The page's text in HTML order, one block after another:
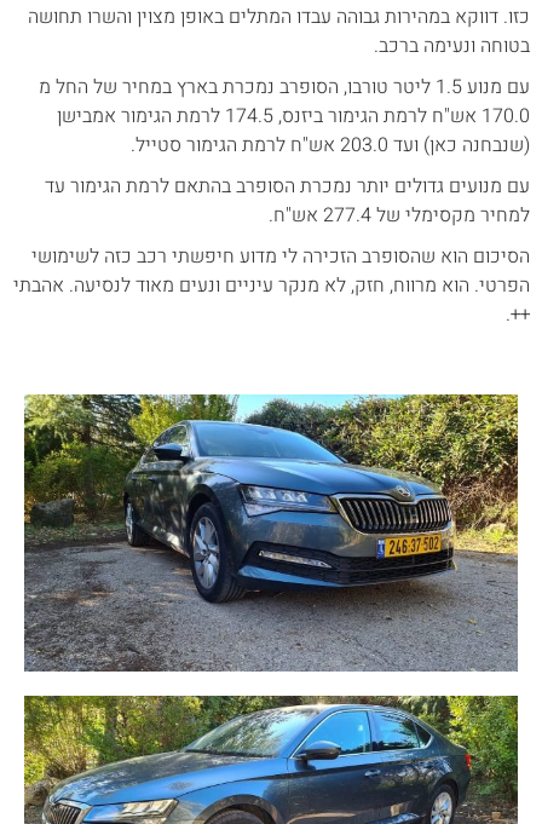
כזו. דווקא במהירות גבוהה עבדו המתלים באופן מצוין והשרו תחושה
בטוחה ונעימה ברכב.
עם מנוע 1.5 ליטר טורבו, הסופרב נמכרת בארץ במחיר של החל מ
170.0 אש"ח לרמת הגימור ביזנס, 174.5 לרמת הגימור אמבישן
(שנבחנה כאן) ועד 203.0 אש"ח לרמת הגימור סטייל.
עם מנועים גדולים יותר נמכרת הסופרב בהתאם לרמת הגימור עד
למחיר מקסימלי של 277.4 אש"ח.
הסיכום הוא שהסופרב הזכירה לי מדוע חיפשתי רכב כזה לשימושי
הפרטי. הוא מרווח, חזק, לא מנקר עיניים ונעים מאוד לנסיעה. אהבתי
++.